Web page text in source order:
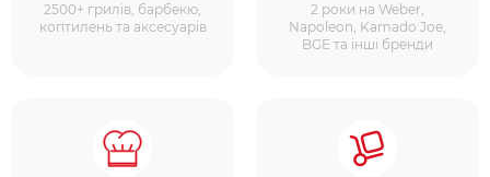
2500+ грилів, барбекю,
коптилень та аксесуарів
2 роки на Weber,
Napoleon, Kamado Joe,
BGE та інші бренди